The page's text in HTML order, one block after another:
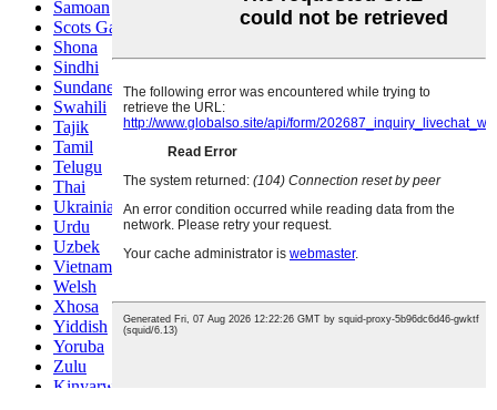
Samoan
Scots Gaelic
Shona
Sindhi
Sundanese
Swahili
Tajik
Tamil
Telugu
Thai
Ukrainian
Urdu
Uzbek
Vietnamese
Welsh
Xhosa
Yiddish
Yoruba
Zulu
Kinyarwanda